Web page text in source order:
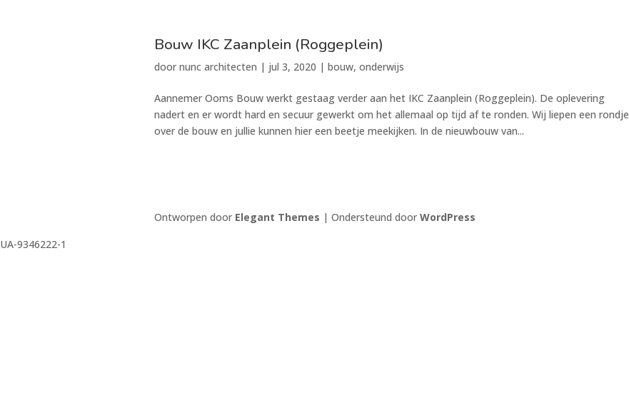
Bouw IKC Zaanplein (Roggeplein)
door nunc architecten | jul 3, 2020 | bouw, onderwijs
Aannemer Ooms Bouw werkt gestaag verder aan het IKC Zaanplein (Roggeplein). De oplevering
nadert en er wordt hard en secuur gewerkt om het allemaal op tijd af te ronden. Wij liepen een rondje
over de bouw en jullie kunnen hier een beetje meekijken. In de nieuwbouw van...
Ontworpen door Elegant Themes | Ondersteund door WordPress
UA-9346222-1